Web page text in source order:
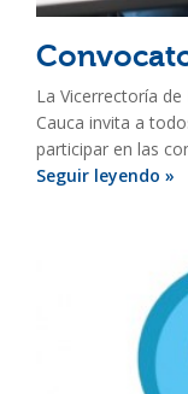
La Vicerrectoría
Cauca invita a
participar en las
Seguir leyendo »